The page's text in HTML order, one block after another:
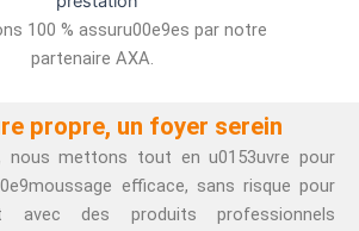
100 % assuru00e9es par notre
partenaire AXA.
propre, un foyer serein
nous mettons tout en u0153uvre pour
efficace, sans risque pour
des produits professionnels